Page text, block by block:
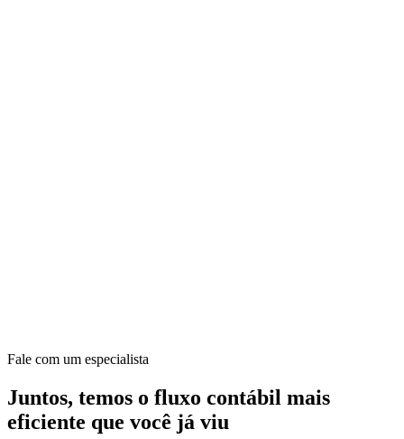
Fale com um especialista
Juntos, temos o fluxo contábil mais
eficiente que você já viu